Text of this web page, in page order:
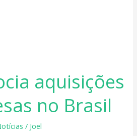
aquisições
no Brasil
/ Joel